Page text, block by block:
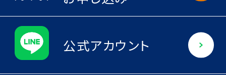
公式アカウント